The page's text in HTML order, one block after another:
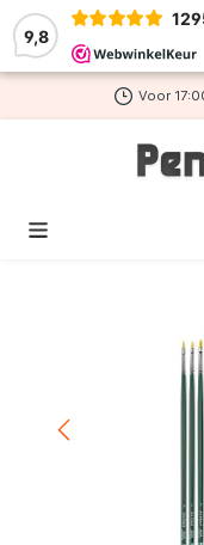
9,8
hoofdinhoud
Voor